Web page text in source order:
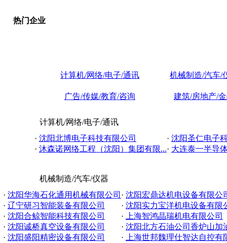
热门企业
计算机/网络/电子/通讯 机械制造/汽车/
广告/传媒/教育/咨询 建筑/房地产/
计算机/网络/电子/通讯
· 沈阳北博电子科技有限公司 · 沈阳圣仁电子
· 沐森诺网络工程（沈阳）集团有限...· 大连泰一半导
机械制造/汽车/仪器
· 沈阳华海石化通用机械有限公司 · 沈阳宏鼎达机电设备有限公
· 辽宁研习智能装备有限公司 · 沈阳实力宝洋机电设备有限
· 沈阳合鲸智能科技有限公司 ·
上海智鸿晶瑞机电有限公司
· 沈阳诚桥真空设备有限公司 · 沈阳北方石油公司香炉山加
· 沈阳盛阳精密设备有限公司 ·
上海世邦魏理仕智达自控有